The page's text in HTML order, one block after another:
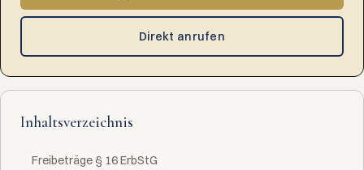
Direkt anrufen
Inhaltsverzeichnis
Freibeträge § 16 ErbStG